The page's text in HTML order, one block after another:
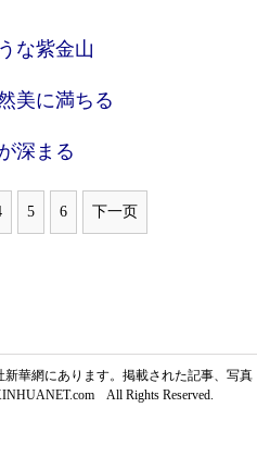
な紫金山
美に満ちる
深まる
5 6 下一页
華網にあります。掲載された記事、写真
All Rights Reserved.